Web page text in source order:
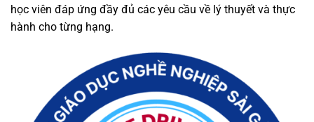
học viên đáp ứng đầy đủ các yêu cầu về lý thuyết và thực
hành cho từng hạng.